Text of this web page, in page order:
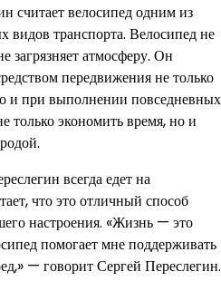
считает велосипед одним из
видов транспорта. Велосипед не
загрязняет атмосферу. Он
передвижения не только
и при выполнении повседневных
только экономить время, но и
всегда едет на
что это отличный способ
настроения. «Жизнь — это
помогает мне поддерживать
— говорит Сергей Переслегин.